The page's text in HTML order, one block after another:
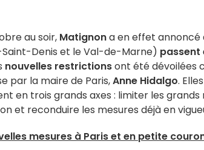
au soir, Matignona en effet annoncé
Saint-Denis et le Val-de-Marne) passent
nouvelles restrictionsont été dévoilées
par la maire de Paris,Anne Hidalgo.
en trois grands axes : limiter les
et reconduire les mesures déjà en
mesures à Paris et en petite